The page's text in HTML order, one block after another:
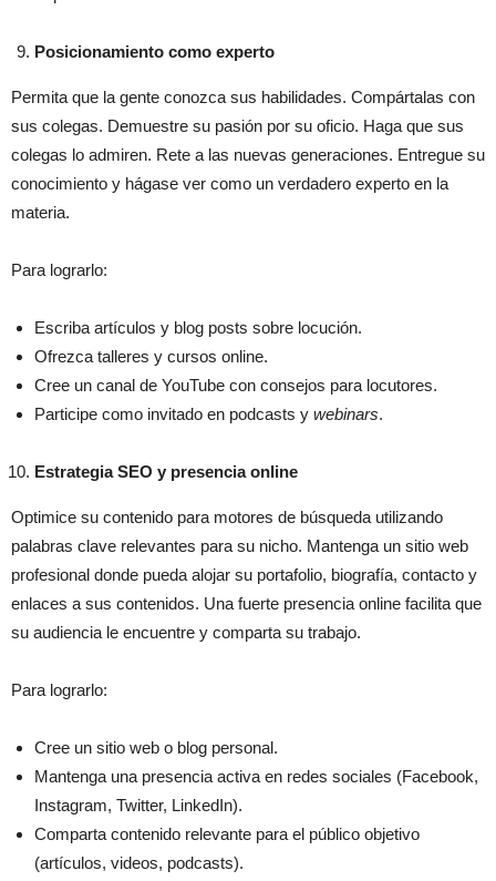
Posicionamiento como experto
Permita que la gente conozca sus habilidades. Compártalas con
sus colegas. Demuestre su pasión por su oficio. Haga que sus
colegas lo admiren. Rete a las nuevas generaciones. Entregue su
conocimiento y hágase ver como un verdadero experto en la
materia.
Para lograrlo:
Escriba artículos y blog posts sobre locución.
Ofrezca talleres y cursos online.
Cree un canal de YouTube con consejos para locutores.
Participe como invitado en podcasts y webinars.
Estrategia SEO y presencia online
Optimice su contenido para motores de búsqueda utilizando
palabras clave relevantes para su nicho. Mantenga un sitio web
profesional donde pueda alojar su portafolio, biografía, contacto y
enlaces a sus contenidos. Una fuerte presencia online facilita que
su audiencia le encuentre y comparta su trabajo.
Para lograrlo:
Cree un sitio web o blog personal.
Mantenga una presencia activa en redes sociales (Facebook,
Instagram, Twitter, LinkedIn).
Comparta contenido relevante para el público objetivo
(artículos, videos, podcasts).